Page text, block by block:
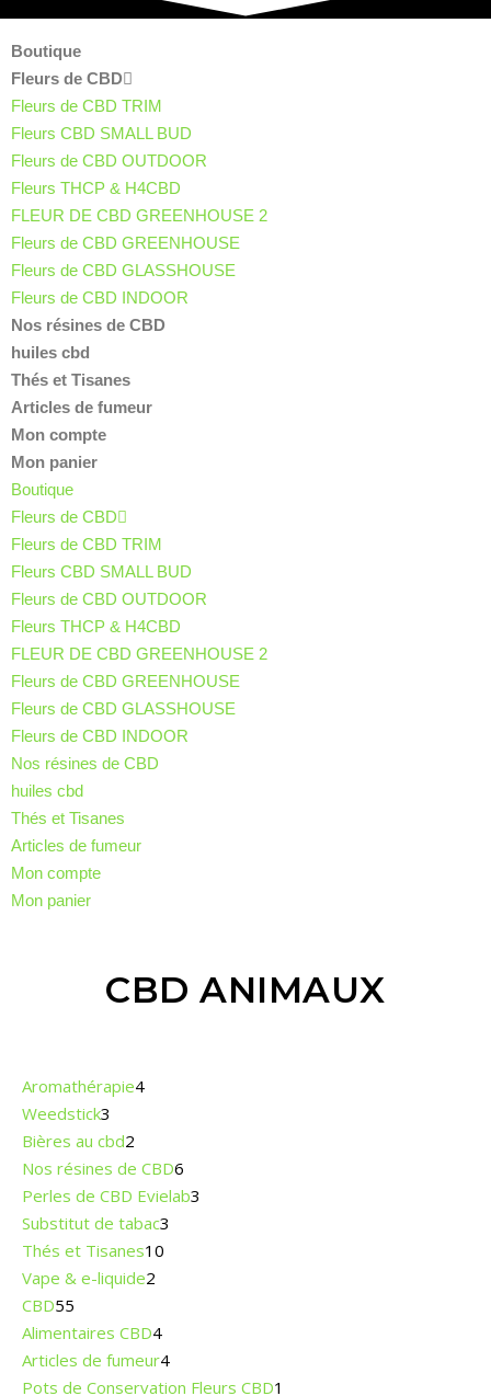
Boutique
Fleurs de CBD
Fleurs de CBD TRIM
Fleurs CBD SMALL BUD
Fleurs de CBD OUTDOOR
Fleurs THCP & H4CBD
FLEUR DE CBD GREENHOUSE 2
Fleurs de CBD GREENHOUSE
Fleurs de CBD GLASSHOUSE
Fleurs de CBD INDOOR
Nos résines de CBD
huiles cbd
Thés et Tisanes
Articles de fumeur
Mon compte
Mon panier
Boutique
Fleurs de CBD
Fleurs de CBD TRIM
Fleurs CBD SMALL BUD
Fleurs de CBD OUTDOOR
Fleurs THCP & H4CBD
FLEUR DE CBD GREENHOUSE 2
Fleurs de CBD GREENHOUSE
Fleurs de CBD GLASSHOUSE
Fleurs de CBD INDOOR
Nos résines de CBD
huiles cbd
Thés et Tisanes
Articles de fumeur
Mon compte
Mon panier
CBD ANIMAUX
Aromathérapie4
Weedstick3
Bières au cbd2
Nos résines de CBD6
Perles de CBD Evielab3
Substitut de tabac3
Thés et Tisanes10
Vape & e-liquide2
CBD55
Alimentaires CBD4
Articles de fumeur4
Pots de Conservation Fleurs CBD1